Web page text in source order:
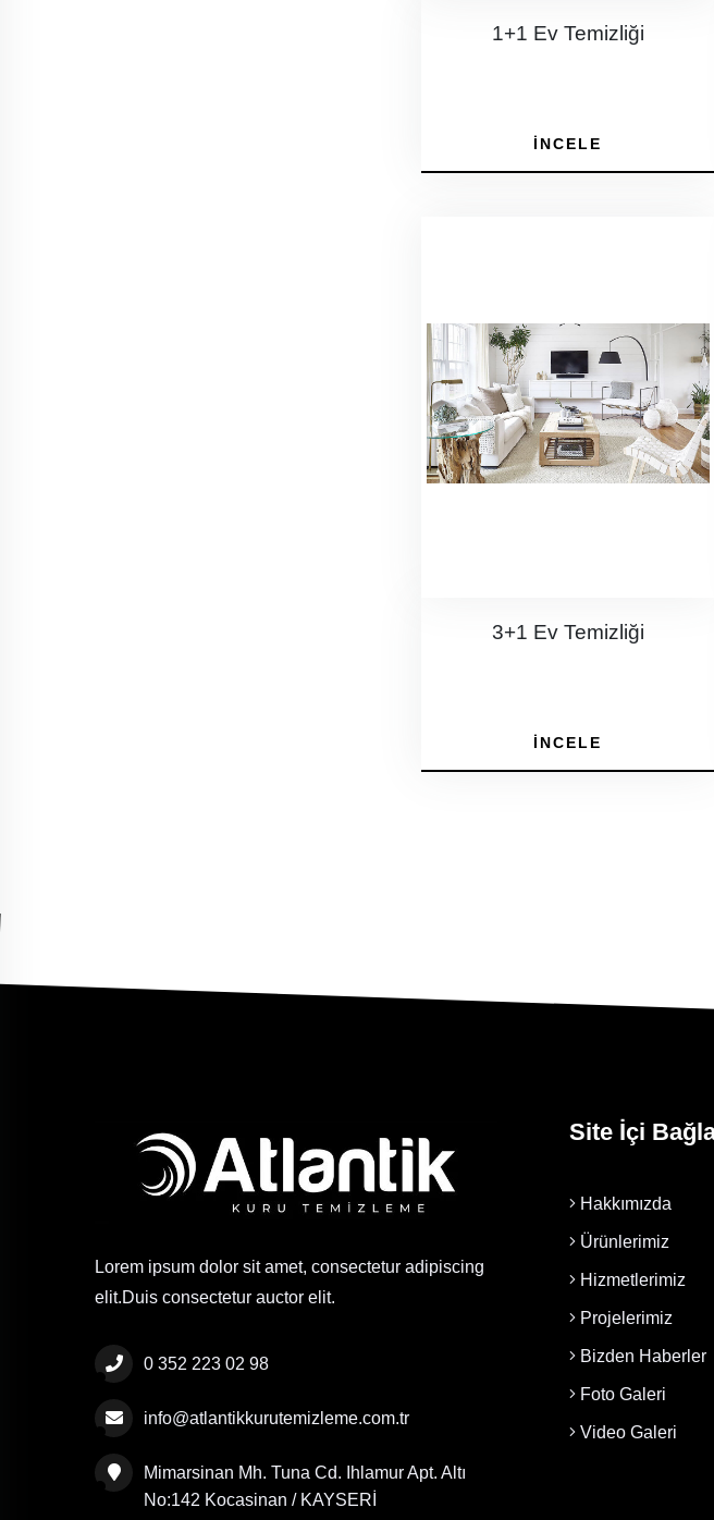
1+1 Ev Temizliği
İNCELE
3+1 Ev Temizliği
İNCELE
Lorem ipsum dolor sit amet, consectetur adipiscing
elit.Duis consectetur auctor elit.
0 352 223 02 98
info@atlantikkurutemizleme.com.tr
Mimarsinan Mh. Tuna Cd. Ihlamur Apt. Altı
No:142 Kocasinan / KAYSERİ
Site İçi
Hakkımızda
Ürünlerimiz
Hizmetlerimiz
Projelerimiz
Bizden Haberler
Foto Galeri
Video Galeri